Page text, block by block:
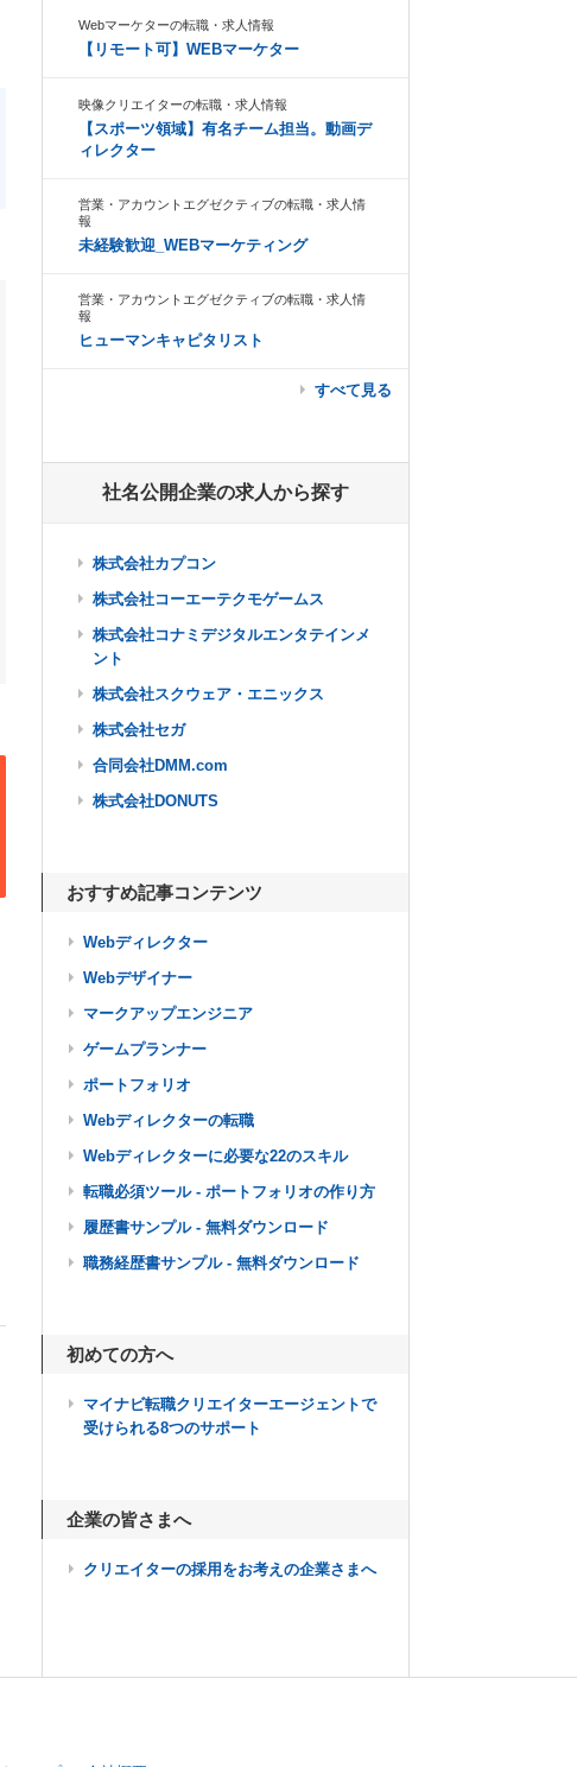
Webマーケターの転職・求人情報
【リモート可】WEBマーケター
映像クリエイターの転職・求人情報
【スポーツ領域】有名チーム担当。動画デ
ィレクター
営業・アカウントエグゼクティブの転職・求人情
報
未経験歓迎_WEBマーケティング
営業・アカウントエグゼクティブの転職・求人情
報
ヒューマンキャピタリスト
すべて見る
社名公開企業の求人から探す
株式会社カプコン
株式会社コーエーテクモゲームス
株式会社コナミデジタルエンタテインメ
ント
株式会社スクウェア・エニックス
株式会社セガ
合同会社DMM.com
株式会社DONUTS
おすすめ記事コンテンツ
Webディレクター
Webデザイナー
マークアップエンジニア
ゲームプランナー
ポートフォリオ
Webディレクターの転職
Webディレクターに必要な22のスキル
転職必須ツール - ポートフォリオの作り方
履歴書サンプル - 無料ダウンロード
職務経歴書サンプル - 無料ダウンロード
初めての方へ
マイナビ転職クリエイターエージェントで
受けられる8つのサポート
企業の皆さまへ
クリエイターの採用をお考えの企業さまへ